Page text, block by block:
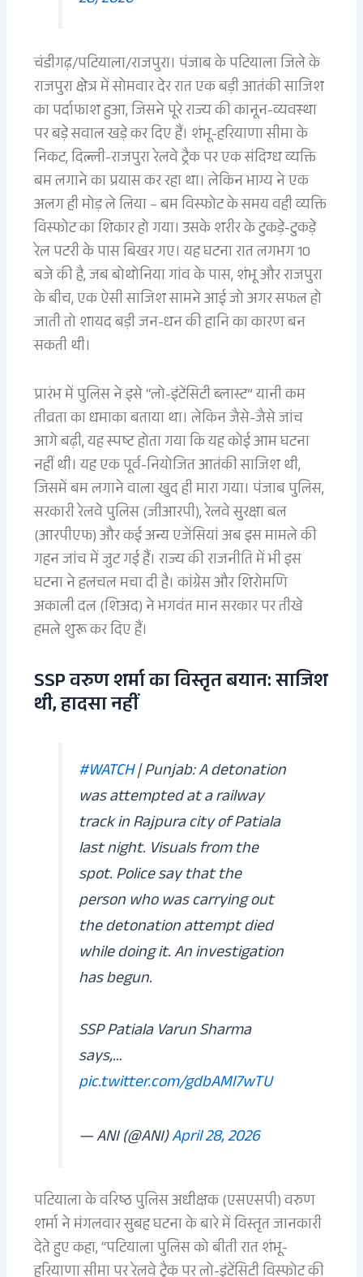
चंडीगढ़/पटियाला/राजपुरा। पंजाब के पटियाला जिले के
राजपुरा क्षेत्र में सोमवार देर रात एक बड़ी आतंकी साजिश
का पर्दाफाश हुआ, जिसने पूरे राज्य की कानून-व्यवस्था
पर बड़े सवाल खड़े कर दिए हैं। शंभू-हरियाणा सीमा के
निकट, दिल्ली-राजपुरा रेलवे ट्रैक पर एक संदिग्ध व्यक्ति
बम लगाने का प्रयास कर रहा था। लेकिन भाग्य ने एक
अलग ही मोड़ ले लिया – बम विस्फोट के समय वही व्यक्ति
विस्फोट का शिकार हो गया। उसके शरीर के टुकड़े-टुकड़े
रेल पटरी के पास बिखर गए। यह घटना रात लगभग 10
बजे की है, जब बोथोनिया गांव के पास, शंभू और राजपुरा
के बीच, एक ऐसी साजिश सामने आई जो अगर सफल हो
जाती तो शायद बड़ी जन-धन की हानि का कारण बन
सकती थी।
प्रारंभ में पुलिस ने इसे “लो-इंटेंसिटी ब्लास्ट” यानी कम
तीव्रता का धमाका बताया था। लेकिन जैसे-जैसे जांच
आगे बढ़ी, यह स्पष्ट होता गया कि यह कोई आम घटना
नहीं थी। यह एक पूर्व-नियोजित आतंकी साजिश थी,
जिसमें बम लगाने वाला खुद ही मारा गया। पंजाब पुलिस,
सरकारी रेलवे पुलिस (जीआरपी), रेलवे सुरक्षा बल
(आरपीएफ) और कई अन्य एजेंसियां अब इस मामले की
गहन जांच में जुट गई हैं। राज्य की राजनीति में भी इस
घटना ने हलचल मचा दी है। कांग्रेस और शिरोमणि
अकाली दल (शिअद) ने भगवंत मान सरकार पर तीखे
हमले शुरू कर दिए हैं।
SSP वरुण शर्मा का विस्तृत बयान: साजिश
थी, हादसा नहीं
#WATCH| Punjab: A detonation
was attempted at a railway
track in Rajpura city of Patiala
last night. Visuals from the
spot. Police say that the
person who was carrying out
the detonation attempt died
while doing it. An investigation
has begun.
SSP Patiala Varun Sharma
says,…
pic.twitter.com/gdbAMl7wTU
— ANI (@ANI)April 28, 2026
पटियाला के वरिष्ठ पुलिस अधीक्षक (एसएसपी) वरुण
शर्मा ने मंगलवार सुबह घटना के बारे में विस्तृत जानकारी
देते हुए कहा, “पटियाला पुलिस को बीती रात शंभू-